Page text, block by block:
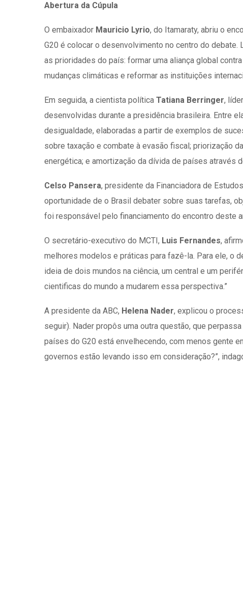
Abertura da Cúpula
O embaixador Mauricio Lyrio, do Itamaraty, abriu o
G20 é colocar o desenvolvimento no centro do
as prioridades do país: formar uma aliança global
mudanças climáticas e reformar as instituições
Em seguida, a cientista política Tatiana Berringer,
desenvolvidas durante a presidência brasileira. Entre
desigualdade, elaboradas a partir de exemplos de
sobre taxação e combate à evasão fiscal; priorização
energética; e amortização da dívida de países através
Celso Pansera, presidente da Financiadora de
oportunidade de o Brasil debater sobre suas tarefas,
foi responsável pelo financiamento do encontro deste
O secretário-executivo do MCTI, Luis Fernandes,
melhores modelos e práticas para fazê-la. Para ele, o
ideia de dois mundos na ciência, um central e um
cientificas do mundo a mudarem essa perspectiva.”
A presidente da ABC, Helena Nader, explicou o
seguir). Nader propôs uma outra questão, que
países do G20 está envelhecendo, com menos gente
governos estão levando isso em consideração?”,